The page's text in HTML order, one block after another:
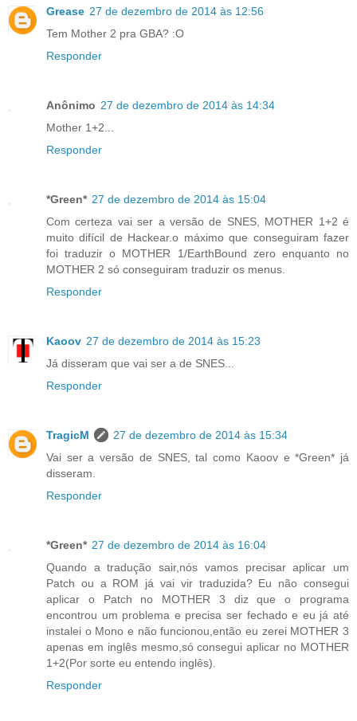
Grease 27 de dezembro de 2014 às 12:56
Tem Mother 2 pra GBA? :O
Responder
Anônimo 27 de dezembro de 2014 às 14:34
Mother 1+2...
Responder
*Green* 27 de dezembro de 2014 às 15:04
Com certeza vai ser a versão de SNES, MOTHER 1+2 é
muito difícil de Hackear.o máximo que conseguiram fazer
foi traduzir o MOTHER 1/EarthBound zero enquanto no
MOTHER 2 só conseguiram traduzir os menus.
Responder
Kaoov 27 de dezembro de 2014 às 15:23
Já disseram que vai ser a de SNES...
Responder
TragicM
27 de dezembro de 2014 às 15:34
Vai ser a versão de SNES, tal como Kaoov e *Green* já
disseram.
Responder
*Green* 27 de dezembro de 2014 às 16:04
Quando a tradução sair,nós vamos precisar aplicar um
Patch ou a ROM já vai vir traduzida? Eu não consegui
aplicar o Patch no MOTHER 3 diz que o programa
encontrou um problema e precisa ser fechado e eu já até
instalei o Mono e não funcionou,então eu zerei MOTHER 3
apenas em inglês mesmo,só consegui aplicar no MOTHER
1+2(Por sorte eu entendo inglês).
Responder